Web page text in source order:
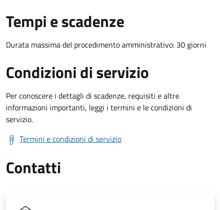
Tempi e scadenze
Durata massima del procedimento amministrativo: 30 giorni
Condizioni di servizio
Per conoscere i dettagli di scadenze, requisiti e altre
informazioni importanti, leggi i termini e le condizioni di
servizio.
Termini e condizioni di servizio
Contatti